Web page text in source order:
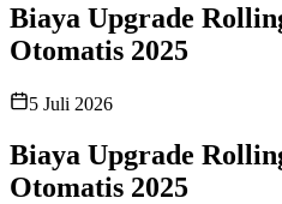
Biaya Upgrade
Otomatis 2025
5 Juli 2026
Biaya Upgrade
Otomatis 2025